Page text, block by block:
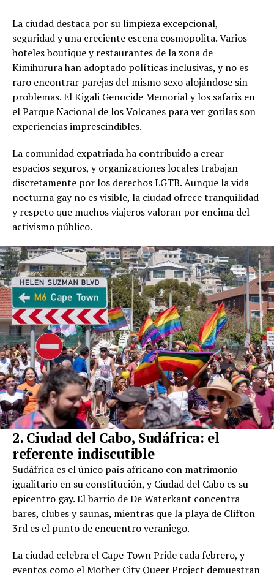
La ciudad destaca por su limpieza excepcional,
seguridad y una creciente escena cosmopolita. Varios
hoteles boutique y restaurantes de la zona de
Kimihurura han adoptado políticas inclusivas, y no es
raro encontrar parejas del mismo sexo alojándose sin
problemas. El Kigali Genocide Memorial y los safaris en
el Parque Nacional de los Volcanes para ver gorilas son
experiencias imprescindibles.
La comunidad expatriada ha contribuido a crear
espacios seguros, y organizaciones locales trabajan
discretamente por los derechos LGTB. Aunque la vida
nocturna gay no es visible, la ciudad ofrece tranquilidad
y respeto que muchos viajeros valoran por encima del
activismo público.
2. Ciudad del Cabo, Sudáfrica: el
referente indiscutible
Sudáfrica es el único país africano con matrimonio
igualitario en su constitución, y Ciudad del Cabo es su
epicentro gay. El barrio de De Waterkant concentra
bares, clubes y saunas, mientras que la playa de Clifton
3rd es el punto de encuentro veraniego.
La ciudad celebra el Cape Town Pride cada febrero, y
eventos como el Mother City Queer Project demuestran